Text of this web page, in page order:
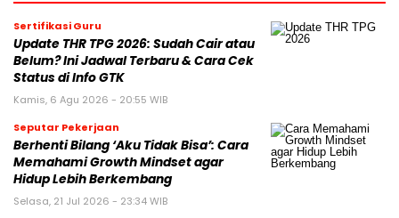
Sertifikasi Guru
Update THR TPG 2026: Sudah Cair atau
Belum? Ini Jadwal Terbaru & Cara Cek
Status di Info GTK
Kamis, 6 Agu 2026 - 20:55 WIB
Seputar Pekerjaan
Berhenti Bilang ‘Aku Tidak Bisa’: Cara
Memahami Growth Mindset agar
Hidup Lebih Berkembang
Selasa, 21 Jul 2026 - 23:34 WIB